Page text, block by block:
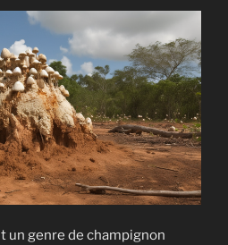
un genre de champignon